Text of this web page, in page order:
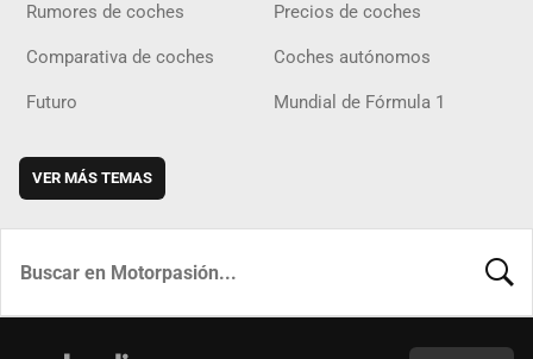
Rumores de coches Precios de coches
Comparativa de coches Coches autónomos
Futuro Mundial de Fórmula 1
VER MÁS TEMAS